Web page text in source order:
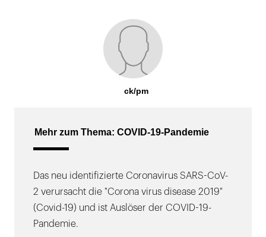
ck/pm
Mehr zum Thema: COVID-19-Pandemie
Das neu identifizierte Coronavirus SARS-CoV-
2 verursacht die "Corona virus disease 2019"
(Covid-19) und ist Auslöser der COVID-19-
Pandemie.